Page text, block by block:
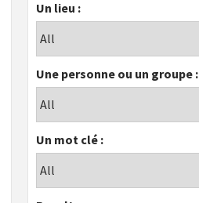
Un lieu :
Une personne ou un groupe :
Un mot clé :